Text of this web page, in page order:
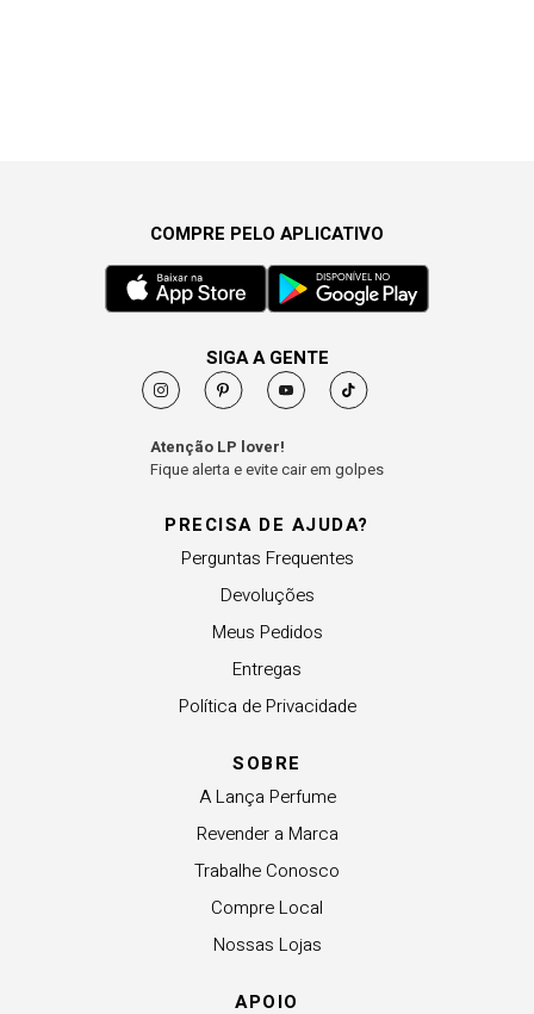
PRECISA DE AJUDA?
Perguntas Frequentes
Devoluções
Meus Pedidos
Entregas
Política de Privacidade
SOBRE
A Lança Perfume
Revender a Marca
Trabalhe Conosco
Compre Local
Nossas Lojas
APOIO
COMPRE PELO APLICATIVO
SIGA A GENTE
Atenção LP lover!
Fique alerta e evite cair em golpes